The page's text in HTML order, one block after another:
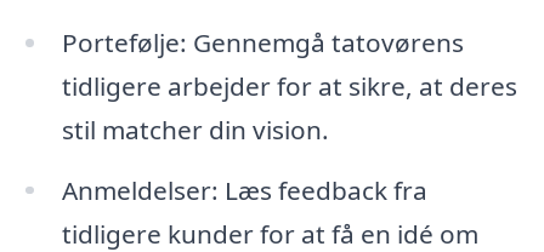
Portefølje: Gennemgå tatovørens
tidligere arbejder for at sikre, at deres
stil matcher din vision.
Anmeldelser: Læs feedback fra
tidligere kunder for at få en idé om